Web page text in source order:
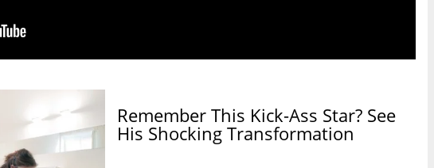
Remember This Kick-Ass Star? See
His Shocking Transformation